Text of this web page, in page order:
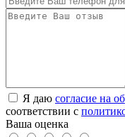
Я даю согласие на
соответствии с
Ваша оценка